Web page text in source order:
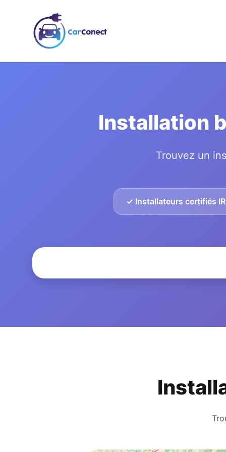
Installation
Trouvez un
✓ Installateurs certifiés